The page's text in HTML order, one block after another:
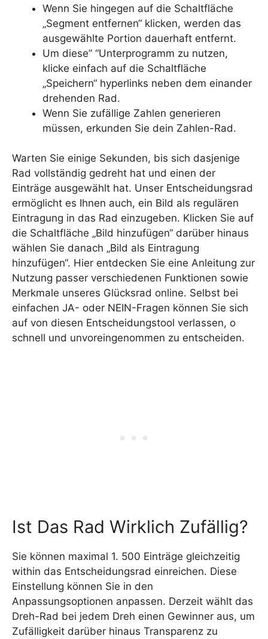
Wenn Sie hingegen auf die Schaltfläche
„Segment entfernen“ klicken, werden das
ausgewählte Portion dauerhaft entfernt.
Um diese” “Unterprogramm zu nutzen,
klicke einfach auf die Schaltfläche
„Speichern“ hyperlinks neben dem einander
drehenden Rad.
Wenn Sie zufällige Zahlen generieren
müssen, erkunden Sie dein Zahlen-Rad.
Warten Sie einige Sekunden, bis sich dasjenige
Rad vollständig gedreht hat und einen der
Einträge ausgewählt hat. Unser Entscheidungsrad
ermöglicht es Ihnen auch, ein Bild als regulären
Eintragung in das Rad einzugeben. Klicken Sie auf
die Schaltfläche „Bild hinzufügen“ darüber hinaus
wählen Sie danach „Bild als Eintragung
hinzufügen“. Hier entdecken Sie eine Anleitung zur
Nutzung passer verschiedenen Funktionen sowie
Merkmale unseres Glücksrad online. Selbst bei
einfachen JA- oder NEIN-Fragen können Sie sich
auf von diesen Entscheidungstool verlassen, o
schnell und unvoreingenommen zu entscheiden.
Ist Das Rad Wirklich Zufällig?
Sie können maximal 1. 500 Einträge gleichzeitig
within das Entscheidungsrad einreichen. Diese
Einstellung können Sie in den
Anpassungsoptionen anpassen. Derzeit wählt das
Dreh-Rad bei jedem Dreh einen Gewinner aus, um
Zufälligkeit darüber hinaus Transparenz zu